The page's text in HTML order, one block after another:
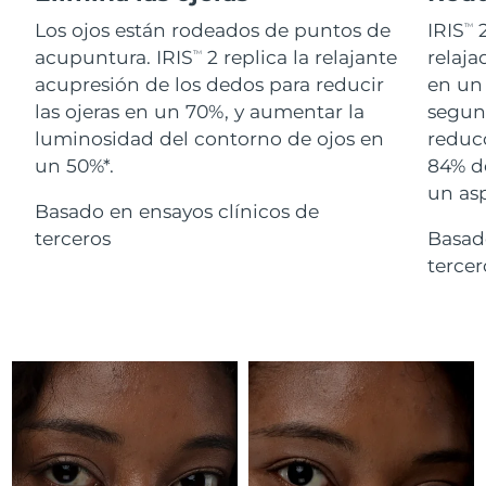
Los ojos están rodeados de puntos de
acupuntura. IRISTM
2 replica la relajante
acupresión de los dedos para reducir
las ojeras en un 70%, y aumentar la
luminosidad del contorno de ojos en
un 50%*.
Basado en ensayos clínicos de
terceros
IRISTM
en
84%
un
For healthy hair
18% PAP
Cosméticos Hombres
Comprar todo
Israel Entrega prevista 8/15/26
Italia Entrega prevista 8/11/26
Japón Entrega prevista 8/14/26
Jersey
Kazajistán 8/13/26
Líbano Entrega prevista
Lituania Entrega prevista